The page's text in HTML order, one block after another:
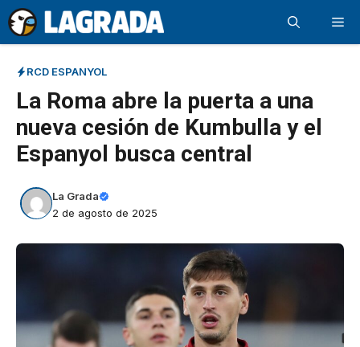
Saltar
al
contenido
RCD ESPANYOL
La Roma abre la puerta a una
nueva cesión de Kumbulla y el
Espanyol busca central
La Grada
2 de agosto de 2025